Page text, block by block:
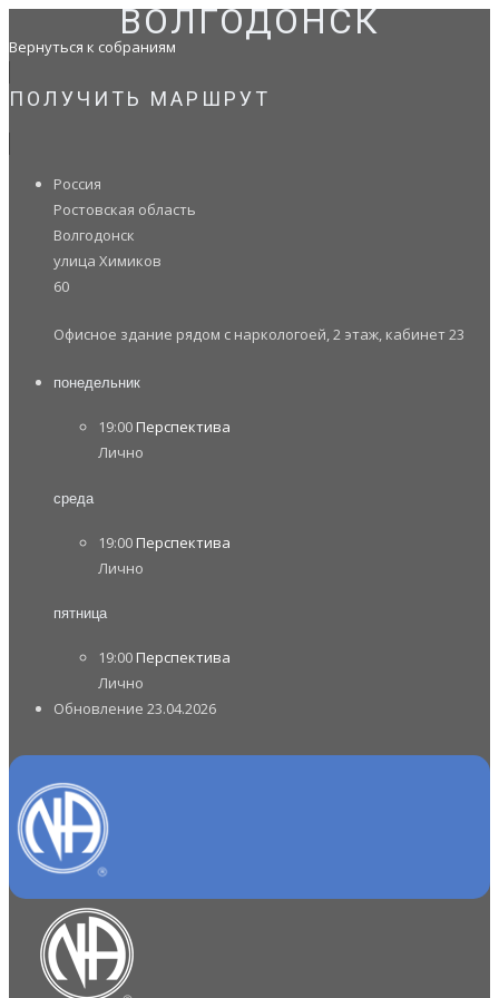
ВОЛГОДОНСК
Вернуться к собраниям
ПОЛУЧИТЬ МАРШРУТ
Россия
Ростовская область
Волгодонск
улица Химиков
60
Офисное здание рядом с наркологоей, 2 этаж, кабинет 23
понедельник
19:00 Перспектива
Лично
среда
19:00 Перспектива
Лично
пятница
19:00 Перспектива
Лично
Обновление 23.04.2026